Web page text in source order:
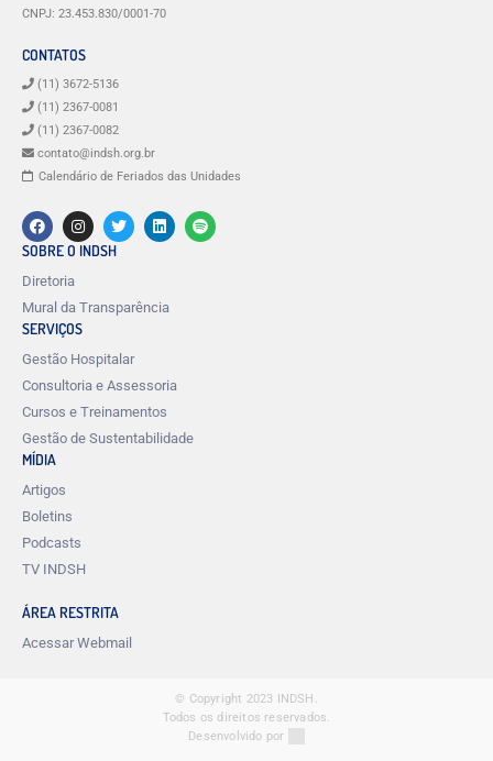
CNPJ: 23.453.830/0001-70
CONTATOS
(11) 3672-5136
(11) 2367-0081
(11) 2367-0082
contato@indsh.org.br
Calendário de Feriados das Unidades
SOBRE O INDSH
Diretoria
Mural da Transparência
SERVIÇOS
Gestão Hospitalar
Consultoria e Assessoria
Cursos e Treinamentos
Gestão de Sustentabilidade
MÍDIA
Artigos
Boletins
Podcasts
TV INDSH
ÁREA RESTRITA
Acessar Webmail
© Copyright 2023 INDSH.
Todos os direitos reservados.
Desenvolvido por